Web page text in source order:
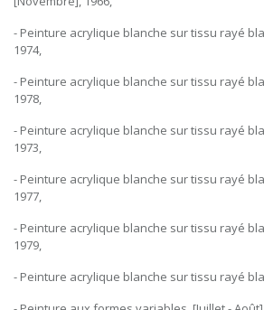
- Peinture acrylique blanche sur tissu rayé
1974,
- Peinture acrylique blanche sur tissu rayé
1978,
- Peinture acrylique blanche sur tissu rayé
1973,
- Peinture acrylique blanche sur tissu rayé
1977,
- Peinture acrylique blanche sur tissu rayé
1979,
- Peinture acrylique blanche sur tissu rayé